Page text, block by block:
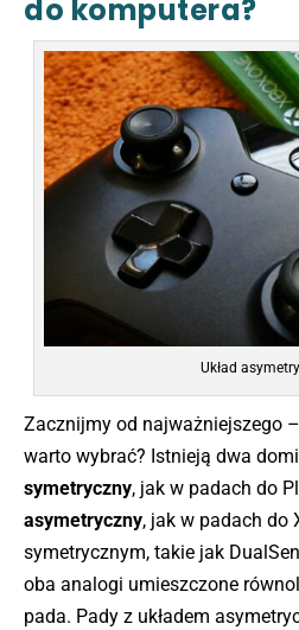
do komputera?
Układ
Zacznijmy od najważniejszego
warto wybrać? Istnieją dwa
symetryczny, jak w padach do
asymetryczny, jak w padach do
symetrycznym, takie jak
oba analogi umieszczone
pada. Pady z układem